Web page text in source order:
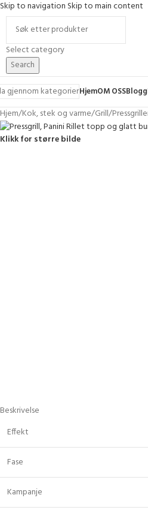
Skip to navigation Skip to main content
Select category
Search
gjennom kategorierHjemOM OSSBlogg
Hjem/Kok, stek og varme/Grill/
Klikk for større bilde
Beskrivelse
Effekt
Fase
Kampanje